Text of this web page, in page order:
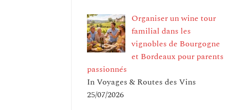
Organiser un wine tour
familial dans les
vignobles de Bourgogne
et Bordeaux pour parents
passionnés
In Voyages & Routes des Vins
25/07/2026